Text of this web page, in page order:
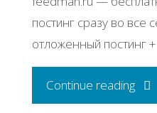
постинг сразу во все
отложенный постинг
Continue reading